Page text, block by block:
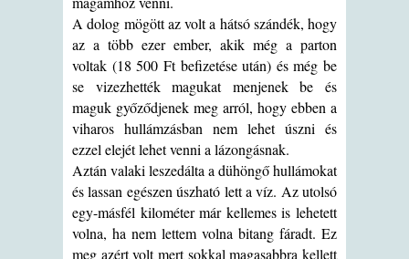
A dolog mögött az volt a hátsó szándék, hogy
az a több ezer ember, akik még a parton
voltak (18 500 Ft befizetése után) és még be
se vizezhették magukat menjenek be és
maguk győződjenek meg arról, hogy ebben a
viharos hullámzásban nem lehet úszni és
ezzel elejét lehet venni a lázongásnak.
Aztán valaki leszedálta a dühöngő hullámokat
és lassan egészen úszható lett a víz. Az utolsó
egy-másfél kilométer már kellemes is lehetett
volna, ha nem lettem volna bitang fáradt. Ez
meg azért volt mert sokkal magasabbra kellett